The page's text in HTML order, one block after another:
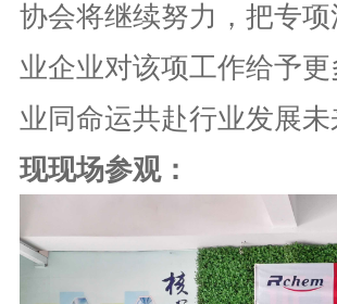
协会将继续努力，把专
业企业对该项工作给予
业同命运共赴行业发展未
现现场参观：